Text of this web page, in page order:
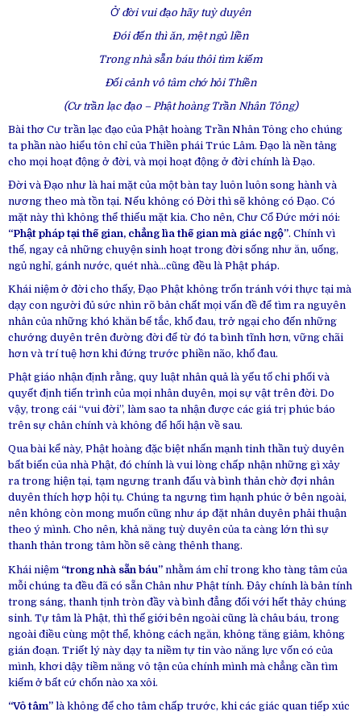
Ở đời vui đạo hãy tuỳ duyên
Đói đến thì ăn, mệt ngủ liền
Trong nhà sẵn báu thôi tìm kiếm
Đối cảnh vô tâm chớ hỏi Thiền
(Cư trần lạc đạo – Phật hoàng Trần Nhân Tông)
Bài thơ Cư trần lạc đạo của Phật hoàng Trần Nhân Tông cho chúng
ta phần nào hiểu tôn chỉ của Thiền phái Trúc Lâm. Đạo là nền tảng
cho mọi hoạt động ở đời, và mọi hoạt động ở đời chính là Đạo.
Đời và Đạo như là hai mặt của một bàn tay luôn luôn song hành và
nương theo mà tồn tại. Nếu không có Đời thì sẽ không có Đạo. Có
mặt này thì không thể thiếu mặt kia. Cho nên, Chư Cổ Đức mới nói:
“Phật pháp tại thế gian, chẳng lìa thế gian mà giác ngộ”. Chính vì
thế, ngay cả những chuyện sinh hoạt trong đời sống như ăn, uống,
ngủ nghỉ, gánh nước, quét nhà…cũng đều là Phật pháp.
Khái niệm ở đời cho thấy, Đạo Phật không trốn tránh với thực tại mà
dạy con người đủ sức nhìn rõ bản chất mọi vấn đề để tìm ra nguyên
nhân của những khó khăn bế tắc, khổ đau, trở ngại cho đến những
chướng duyên trên đường đời để từ đó ta bình tĩnh hơn, vững chãi
hơn và trí tuệ hơn khi đứng trước phiền não, khổ đau.
Phật giáo nhận định rằng, quy luật nhân quả là yếu tố chi phối và
quyết định tiến trình của mọi nhân duyên, mọi sự vật trên đời. Do
vậy, trong cái “vui đời”, làm sao ta nhận được các giá trị phúc báo
trên sự chân chính và không để hối hận về sau.
Qua bài kể này, Phật hoàng đặc biệt nhấn mạnh tinh thần tuỳ duyên
bất biến của nhà Phật, đó chính là vui lòng chấp nhận những gì xảy
ra trong hiện tại, tạm ngưng tranh đấu và bình thản chờ đợi nhân
duyên thích hợp hội tụ. Chúng ta ngưng tìm hạnh phúc ở bên ngoài,
nên không còn mong muốn cũng như áp đặt nhân duyên phải thuận
theo ý mình. Cho nên, khả năng tuỳ duyên của ta càng lớn thì sự
thanh thản trong tâm hồn sẽ càng thênh thang.
Khái niệm “trong nhà sẵn báu” nhằm ám chỉ trong kho tàng tâm của
mỗi chúng ta đều đã có sẵn Chân như Phật tính. Đây chính là bản tính
trong sáng, thanh tịnh tròn đầy và bình đẳng đối với hết thảy chúng
sinh. Tự tâm là Phật, thì thế giới bên ngoài cũng là châu báu, trong
ngoài điều cùng một thể, không cách ngăn, không tăng giảm, không
gián đoạn. Triết lý này dạy ta niềm tự tin vào năng lực vốn có của
mình, khơi dậy tiềm năng vô tận của chính mình mà chẳng cần tìm
kiếm ở bất cứ chốn nào xa xôi.
“Vô tâm” là không để cho tâm chấp trước, khi các giác quan tiếp xúc